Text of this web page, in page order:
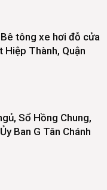
tông xe hơi đỗ cửa
Hiệp Thành, Quận
Sổ Hồng Chung,
Ban G Tân Chánh